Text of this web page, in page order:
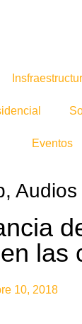
Eventos
, Audios
las
10, 2018